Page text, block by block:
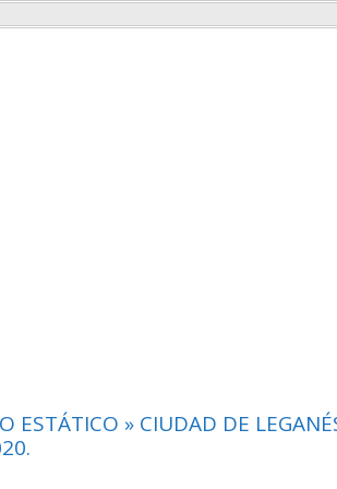
ESTÁTICO » CIUDAD DE